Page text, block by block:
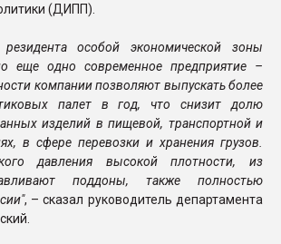
(ДИПП).
резидента особой экономической зоны
еще одно современное предприятие –
компании позволяют выпускать более
палет в год, что снизит долю
изделий в пищевой, транспортной и
в сфере перевозки и хранения грузов.
давления высокой плотности, из
поддоны, также полностью
, – сказал руководитель департамента